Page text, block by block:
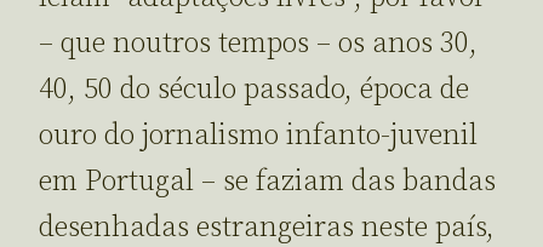
– que noutros tempos – os anos 30,
40, 50 do século passado, época de
ouro do jornalismo infanto-juvenil
em Portugal – se faziam das bandas
desenhadas estrangeiras neste país,